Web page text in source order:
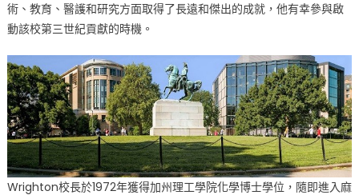
術、教育、醫護和研究方面取得了長遠和傑出的成就，他有幸參與啟
動該校第三世紀貢獻的時機。
Wrighton校長於1972年獲得加州理工學院化學博士學位，隨即進入麻